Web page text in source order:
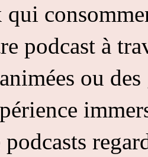
qui
podcast à
ou